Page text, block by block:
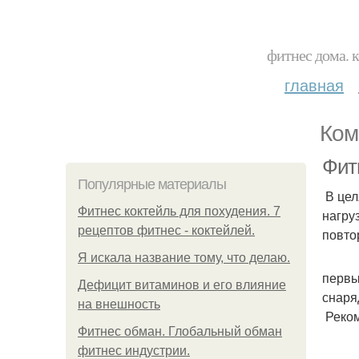
фитнес дома.
главная
Популярные материалы
Фитнес коктейль для похудения. 7
рецептов фитнес - коктейлей.
Я искала название тому, что делаю.
Дефицит витаминов и его влияние
на внешность
Фитнес обман. Глобальный обман
фитнес индустрии.
В